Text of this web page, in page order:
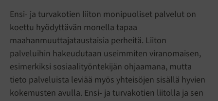
Ensi- ja turvakotien liiton monipuoliset palvelut on
koettu hyödyttävän monella tapaa
maahanmuuttajataustaisia perheitä. Liiton
palveluihin hakeudutaan useimmiten viranomaisen,
esimerkiksi sosiaalityöntekijän ohjaamana, mutta
tieto palveluista leviää myös yhteisöjen sisällä hyvien
kokemusten avulla. Ensi- ja turvakotien liitolla ja sen